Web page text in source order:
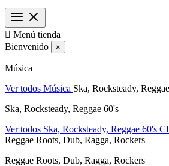
 Menú tienda
Bienvenido
×
Música
Ver todos Música Ska, Rocksteady,
Ska, Rocksteady, Reggae 60's
Ver todos Ska, Rocksteady, Reggae 60's
Reggae Roots, Dub, Ragga, Rockers
Reggae Roots, Dub, Ragga, Rockers